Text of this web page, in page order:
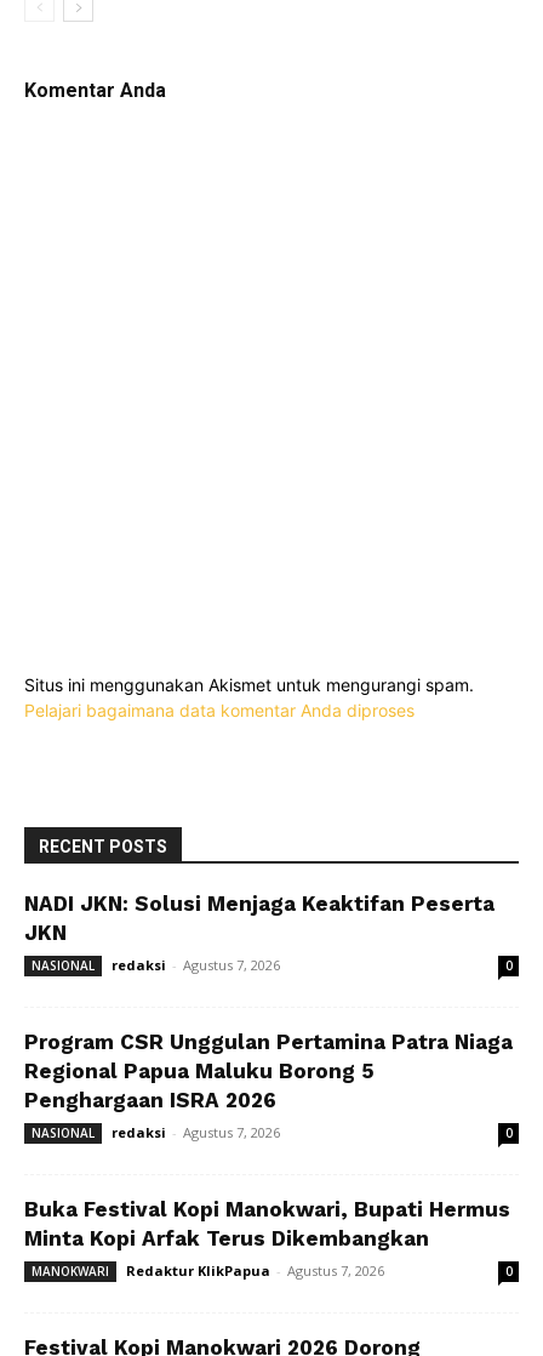
Komentar Anda
Situs ini menggunakan Akismet untuk mengurangi spam.
Pelajari bagaimana data komentar Anda diproses
RECENT POSTS
NADI JKN: Solusi Menjaga Keaktifan Peserta
JKN
NASIONAL redaksi - Agustus 7, 2026 0
Program CSR Unggulan Pertamina Patra Niaga
Regional Papua Maluku Borong 5
Penghargaan ISRA 2026
NASIONAL redaksi - Agustus 7, 2026 0
Buka Festival Kopi Manokwari, Bupati Hermus
Minta Kopi Arfak Terus Dikembangkan
MANOKWARI Redaktur KlikPapua - Agustus 7, 2026 0
Festival Kopi Manokwari 2026 Dorong